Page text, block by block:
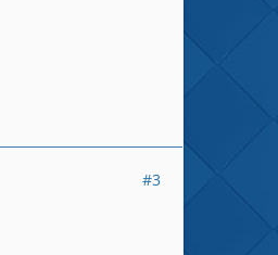
#3